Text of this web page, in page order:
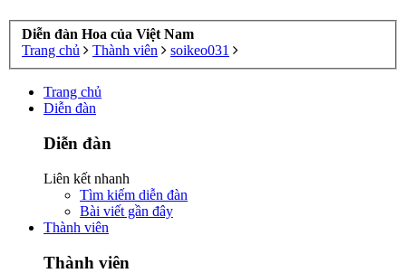
Diễn đàn Hoa của Việt Nam
Trang chủ
Thành viên soikeo031
Trang chủ
Diễn đàn
Diễn đàn
Liên kết nhanh
Tìm kiếm diễn đàn
Bài viết gần đây
Thành viên
Thành viên